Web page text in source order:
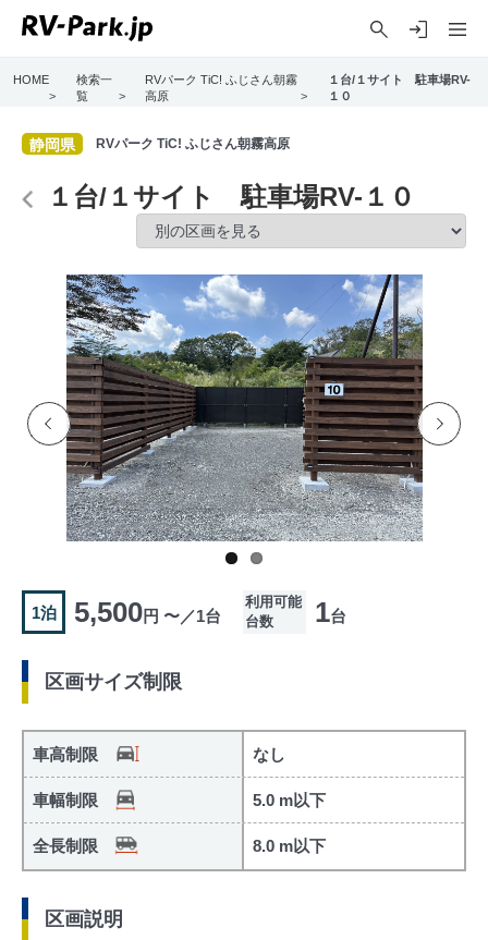
HOME
>
検索一
覧
>
RVパーク TiC! ふじさん朝霧
高原
>
１台/１サイト 駐車場RV-
１０
静岡県 RVパーク TiC! ふじさん朝霧高原
１台/１サイト 駐車場RV-１０
Previo
1泊 5,500円 〜／1台
利用可能
台数
1台
区画サイズ制限
車高制限 なし
車幅制限 5.0 m以下
全長制限 8.0 m以下
区画説明